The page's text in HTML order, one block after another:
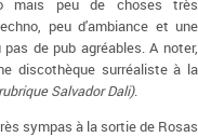
mais peu de choses très
peu d'ambiance et une
de pub agréables. A noter,
discothèque surréaliste à la
Salvador Dali).
sympas à la sortie de Rosas